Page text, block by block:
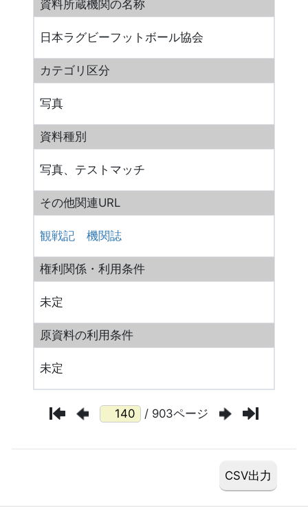
資料所蔵機関の名称
日本ラグビーフットボール協会
カテゴリ区分
写真
資料種別
写真、テストマッチ
その他関連URL
観戦記 機関誌
権利関係・利用条件
未定
原資料の利用条件
未定
/ 903ページ